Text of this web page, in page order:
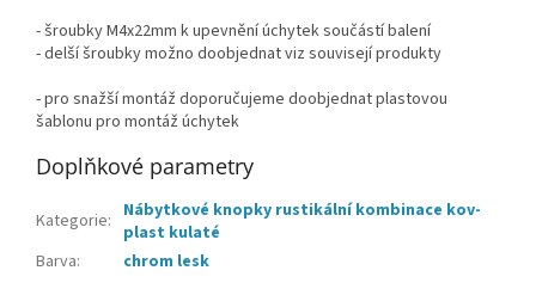
- šroubky M4x22mm k upevnění úchytek součástí balení
- delší šroubky možno doobjednat viz souvisejí produkty
- pro snažší montáž doporučujeme doobjednat plastovou
šablonu pro montáž úchytek
Doplňkové parametry
Kategorie: Nábytkové knopky rustikální kombinace kov-
plast kulaté
Barva: chrom lesk